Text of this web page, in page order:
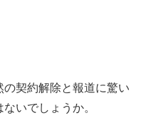
契約解除と報道に驚い
いでしょうか。